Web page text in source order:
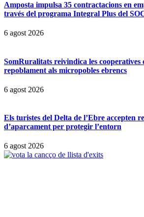
Amposta impulsa 35 contractacions en
través del programa Integral Plus del
6 agost 2026
SomRuralitats reivindica les cooperatives
repoblament als micropobles ebrencs
6 agost 2026
Els turistes del Delta de l’Ebre accepten
d’aparcament per protegir l’entorn
6 agost 2026